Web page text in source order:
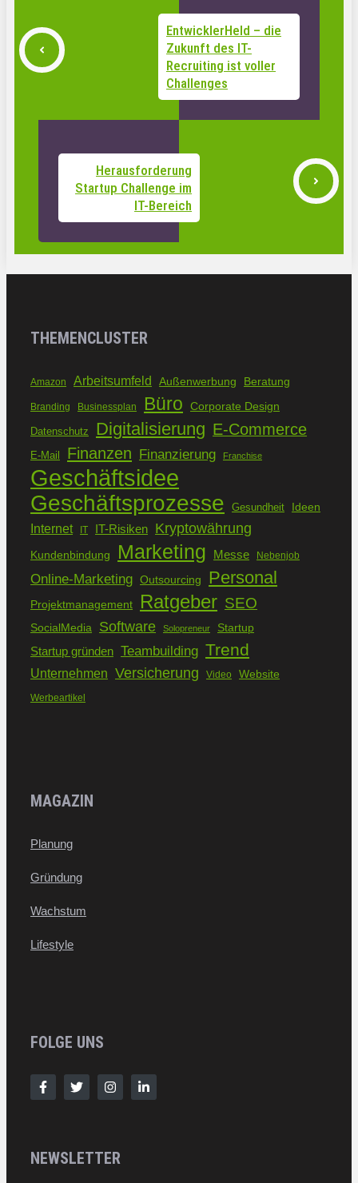
EntwicklerHeld – die
Zukunft des IT-
Recruiting ist voller
Challenges
Herausforderung
Startup Challenge im
IT-Bereich
THEMENCLUSTER
Amazon Arbeitsumfeld Außenwerbung Beratung
Branding Businessplan Büro Corporate Design
Datenschutz Digitalisierung E-Commerce
E-Mail Finanzen Finanzierung Franchise
Geschäftsidee
Geschäftsprozesse Gesundheit Ideen
Internet IT IT-Risiken Kryptowährung
Kundenbindung Marketing Messe Nebenjob
Online-Marketing Outsourcing Personal
Projektmanagement Ratgeber SEO
SocialMedia Software Solopreneur Startup
Startup gründen Teambuilding Trend
Unternehmen Versicherung Video Website
Werbeartikel
MAGAZIN
Planung
Gründung
Wachstum
Lifestyle
FOLGE UNS
NEWSLETTER